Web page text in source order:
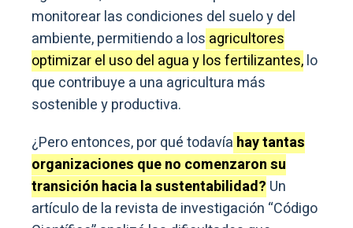
monitorear las condiciones del suelo y del
ambiente, permitiendo a los agricultores
optimizar el uso del agua y los fertilizantes,lo
que contribuye a una agricultura más
sostenible y productiva.
¿Pero entonces, por qué todavía hay tantas
organizaciones que no comenzaron su
transición hacia la sustentabilidad? Un
artículo de la revista de investigación “Código